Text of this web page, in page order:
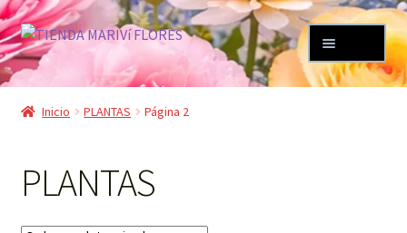
Ir
a
la
navegación
Ir
al
contenido
TIENDA
Carrito
Inicio PLANTAS Página 2
PLANTAS